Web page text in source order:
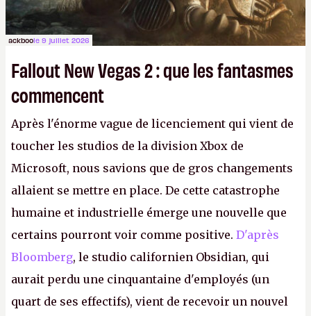
ackboole 9 juillet 2026
Fallout New Vegas 2 : que les fantasmes
commencent
Après l'énorme vague de licenciement qui vient de
toucher les studios de la division Xbox de
Microsoft, nous savions que de gros changements
allaient se mettre en place. De cette catastrophe
humaine et industrielle émerge une nouvelle que
certains pourront voir comme positive. D'après
Bloomberg, le studio californien Obsidian, qui
aurait perdu une cinquantaine d'employés (un
quart de ses effectifs), vient de recevoir un nouvel